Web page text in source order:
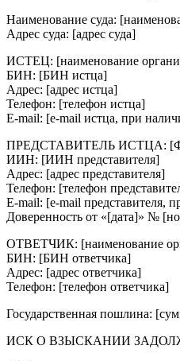
Наименование суда:
Адрес суда: [адрес суда]
ИСТЕЦ: [наименование
БИН: [БИН истца]
Адрес: [адрес истца]
Телефон: [телефон истца]
E-mail: [e-mail истца, при
ПРЕДСТАВИТЕЛЬ ИСТЦА:
ИИН: [ИИН представителя]
Адрес: [адрес представителя]
Телефон: [телефон
E-mail: [e-mail представителя,
Доверенность от «[дата]» №
ОТВЕТЧИК: [наименование
БИН: [БИН ответчика]
Адрес: [адрес ответчика]
Телефон: [телефон ответчика]
Государственная пошлина:
ИСК О ВЗЫСКАНИИ